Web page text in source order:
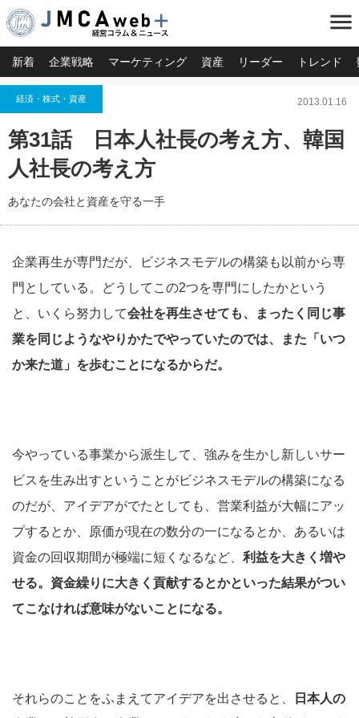
menu
新着 企業戦略 マーケティング 資産 リーダー トレンド
経済・株式・資産 2013.01.16
第31話 日本人社長の考え方、韓国
人社長の考え方
あなたの会社と資産を守る一手
企業再生が専門だが、ビジネスモデルの構築も以前から専
門としている。どうしてこの2つを専門にしたかという
と、いくら努力して会社を再生させても、まったく同じ事
業を同じようなやりかたでやっていたのでは、また「いつ
か来た道」を歩むことになるからだ。
今やっている事業から派生して、強みを生かし新しいサー
ビスを生み出すということがビジネスモデルの構築になる
のだが、アイデアがでたとしても、営業利益が大幅にアッ
プするとか、原価が現在の数分の一になるとか、あるいは
資金の回収期間が極端に短くなるなど、 利益を大きく増や
せる。資金繰りに大きく貢献するとかといった結果がつい
てこなければ意味がないことになる。
それらのことをふまえてアイデアを出させると、
日本人の